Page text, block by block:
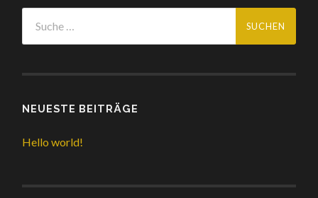
NEUESTE BEITRÄGE
Hello world!